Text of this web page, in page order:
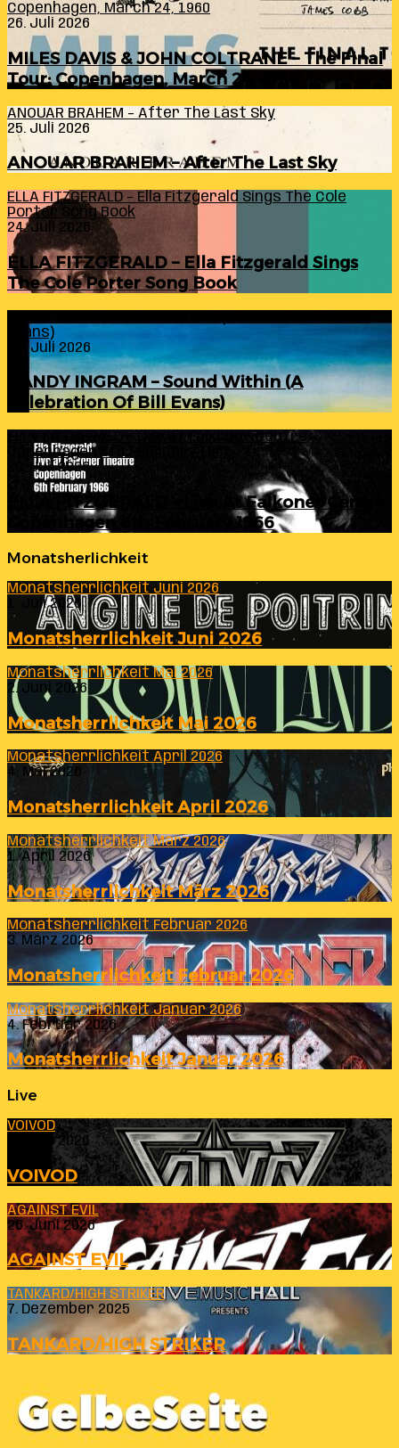
Copenhagen, March 24, 1960
26. Juli 2026
MILES DAVIS & JOHN COLTRANE – The Final
Tour: Copenhagen, March 24, 1960
ANOUAR BRAHEM – After The Last Sky
25. Juli 2026
ANOUAR BRAHEM – After The Last Sky
ELLA FITZGERALD – Ella Fitzgerald Sings The Cole
Porter Song Book
24. Juli 2026
ELLA FITZGERALD – Ella Fitzgerald Sings
The Cole Porter Song Book
Evans)
24. Juli 2026
RANDY INGRAM – Sound Within (A
Celebration Of Bill Evans)
ELLA FITZGERALD – Live At Falkoner Centre
Copenhagen 6th February 1966
23. Juli 2026
ELLA FITZGERALD – Live At Falkoner Centre
Copenhagen 6th February 1966
Monatsherlichkeit
Monatsherrlichkeit Juni 2026
1. Juli 2026
Monatsherrlichkeit Juni 2026
Monatsherrlichkeit Mai 2026
2. Juni 2026
Monatsherrlichkeit Mai 2026
Monatsherrlichkeit April 2026
4. Mai 2026
Monatsherrlichkeit April 2026
Monatsherrlichkeit März 2026
1. April 2026
Monatsherrlichkeit März 2026
Monatsherrlichkeit Februar 2026
3. März 2026
Monatsherrlichkeit Februar 2026
Monatsherrlichkeit Januar 2026
4. Februar 2026
Monatsherrlichkeit Januar 2026
Live
VOIVOD
23. Juli 2026
VOIVOD
AGAINST EVIL
26. Juni 2026
AGAINST EVIL
TANKARD/HIGH STRIKER
7. Dezember 2025
TANKARD/HIGH STRIKER